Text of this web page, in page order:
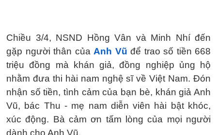
Chiều 3/4, NSND Hồng Vân và Minh Nhí đến
gặp người thân của Anh Vũ để trao số tiền 668
triệu đồng mà khán giả, đồng nghiệp ủng hộ
nhằm đưa thi hài nam nghệ sĩ về Việt Nam. Đón
nhận số tiền, tình cảm của bạn bè, khán giả Anh
Vũ, bác Thu - mẹ nam diễn viên hài bật khóc,
xúc động. Bà cảm ơn tấm lòng của mọi người
dành cho Anh Vũ.